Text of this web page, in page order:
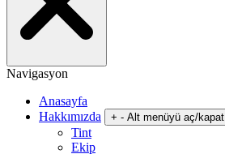
Navigasyon
Anasayfa
Hakkımızda
+ - Alt menüyü aç/kapat
Tint
Ekip